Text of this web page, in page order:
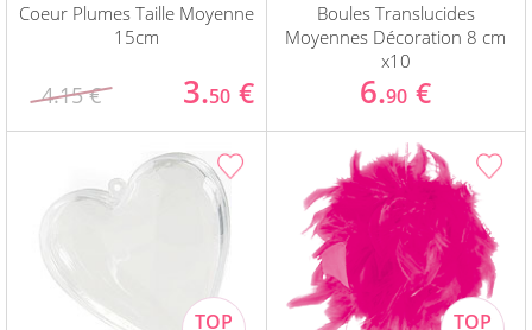
Coeur Plumes Taille Moyenne
15cm
4.15 € 3.50 €
Boules Translucides
Moyennes Décoration 8 cm
x10
6.90 €